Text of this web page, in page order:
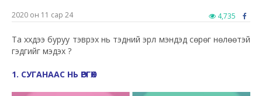
2020 он 11 сар 24 4,735
Та хүүхдээ буруу тэврэх нь тэдний эрүүл мэндэд сөрөг нөлөөтэй
гэдгийг мэдэх үү?
1. СУГАНААС НЬ ӨРГӨХ